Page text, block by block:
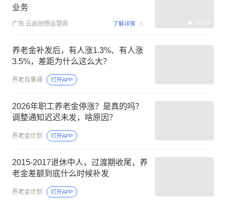
业务
广告 云启创想运营商 了解详情 00:15
养老金补发后，有人涨1.3%、有人涨
3.5%，差距为什么这么大？
养老百事通 打开APP
2026年职工养老金停涨？是真的吗？
调整通知迟迟未发，啥原因？
养老金计划 打开APP
2015‑2017退休中人，过渡期收尾，养
老金差额到底什么时候补发
养老金计划 打开APP